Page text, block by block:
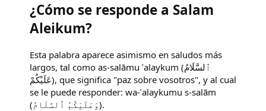
¿Cómo se responde a Salam
Aleikum?
Esta palabra aparece asimismo en saludos más
largos, tal como as-salāmu ʿalaykum (ٱلسَّلَامُ
عَلَيْكُمْ), que significa "paz sobre vosotros", y al cual
se le puede responder: wa-ʿalaykumu s-salām
(وَعَلَيْكُمُ ٱلسَّلَامُ).